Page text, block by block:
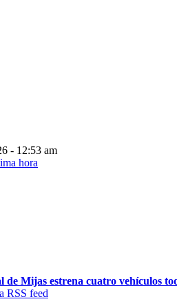
- 12:53 am
de Mijas estrena cuatro vehículos